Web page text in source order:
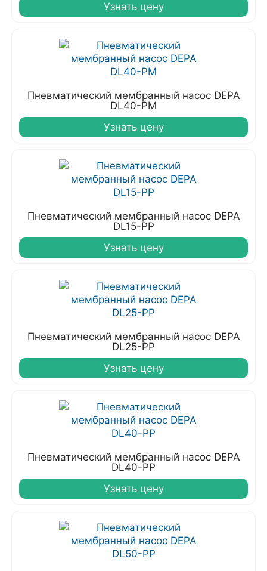
Узнать цену
Пневматический мембранный насос DEPA
DL40-PM
Узнать цену
Пневматический мембранный насос DEPA
DL15-PP
Узнать цену
Пневматический мембранный насос DEPA
DL25-PP
Узнать цену
Пневматический мембранный насос DEPA
DL40-PP
Узнать цену